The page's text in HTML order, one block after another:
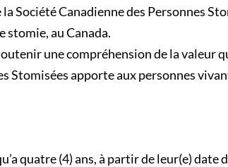
Société Canadienne des Personnes
stomie, au Canada.
une compréhension de la valeur
Stomisées apporte aux personnes
quatre (4) ans, à partir de leur(e) date